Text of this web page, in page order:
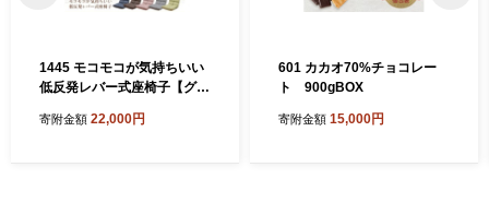
1445 モコモコが気持ちいい
低反発レバー式座椅子【グリ
寄附金額 22,000円
601 カカオ70%チョコレー
ト 900gBOX
寄附金額 15,000円